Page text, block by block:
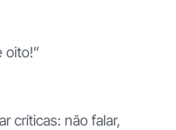
oito!”
críticas: não falar,